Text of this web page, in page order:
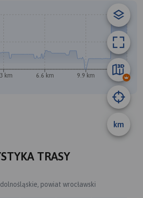
km
km 6.6 km 9.9 km 13 km
TRASY
powiat wrocławski